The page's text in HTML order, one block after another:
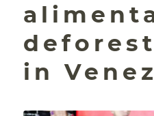
in